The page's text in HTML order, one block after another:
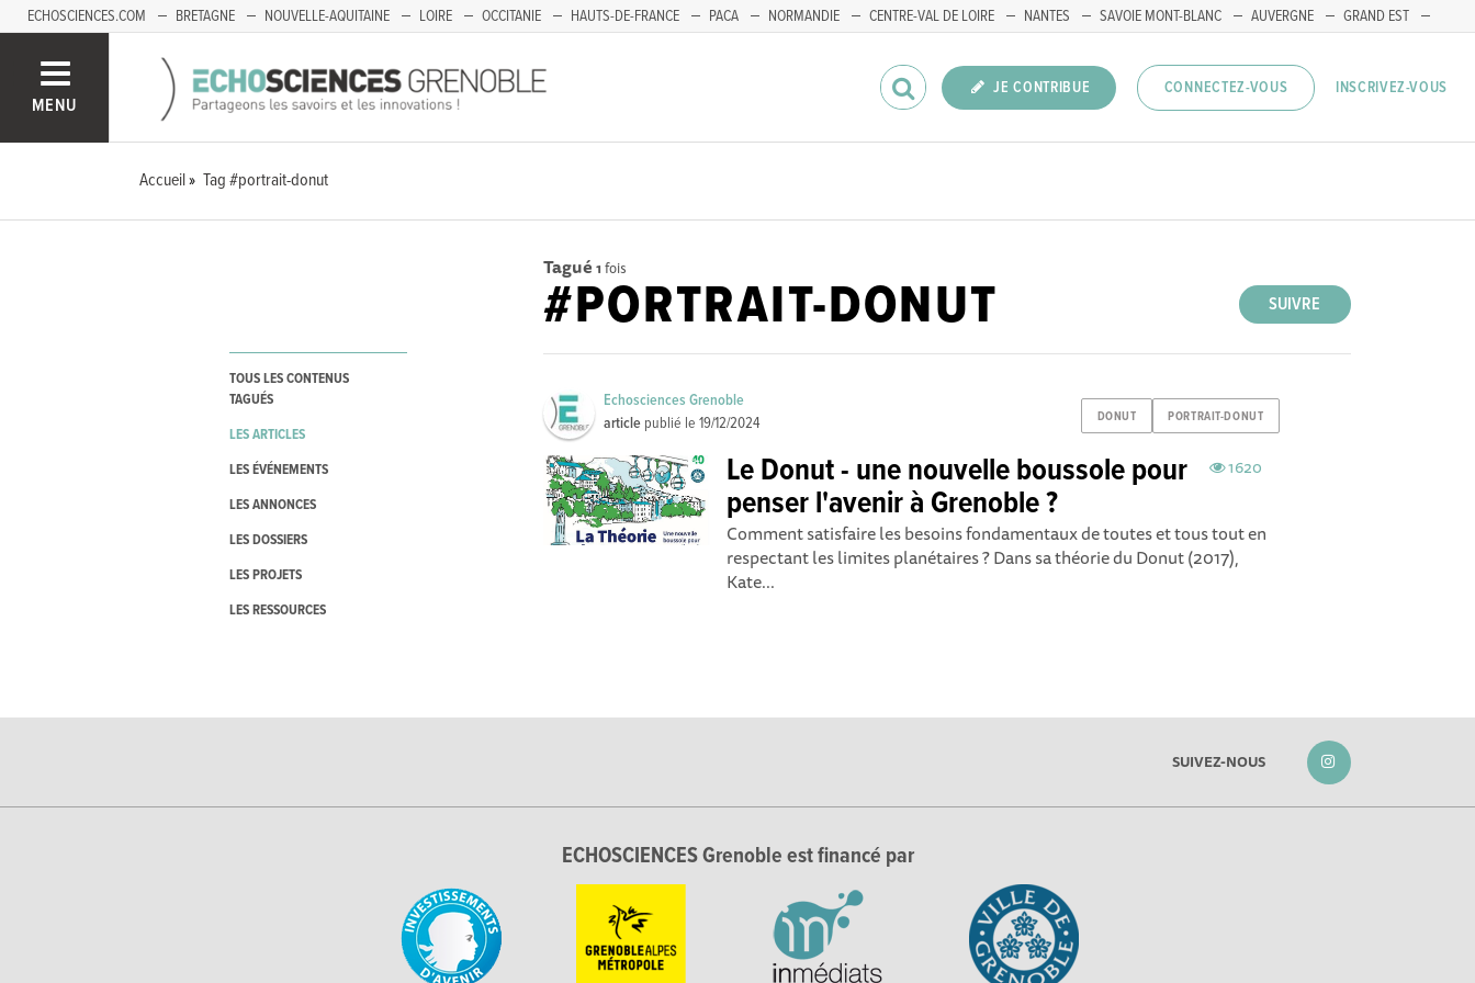
ECHOSCIENCES.COM BRETAGNE NOUVELLE-AQUITAINE LOIRE OCCITANIE HAUTS-DE-FRANCE PACA NORMANDIE CENTRE-VAL DE LOIRE NANTES SAVOIE MONT-BLANC AUVERGNE
GRAND EST
MENU
JE CONTRIBUE CONNECTEZ-VOUS INSCRIVEZ-VOUS
Accueil Tag #portrait-donut
TOUS LES CONTENUS
TAGUÉS
LES ARTICLES
LES ÉVÉNEMENTS
LES ANNONCES
LES DOSSIERS
LES PROJETS
LES RESSOURCES
Tagué 1 fois
SUIVRE
#PORTRAIT-DONUT
DONUT PORTRAIT-DONUT
Echosciences Grenoble
article publié le19/12/2024
1620
Le Donut - une nouvelle boussole pour
penser l'avenir à Grenoble ?
Comment satisfaire les besoins fondamentaux de toutes et tous tout en
respectant les limites planétaires ? Dans sa théorie du Donut (2017),
Kate...
SUIVEZ-NOUS
ECHOSCIENCES Grenoble est financé par